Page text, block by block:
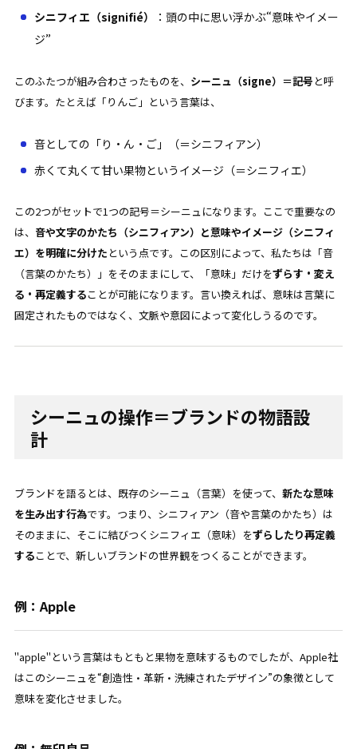
シニフィエ（signifié）
：頭の中に思い浮かぶ“意味やイメー
ジ”
このふたつが組み合わさったものを、 シーニュ（signe）＝記号 と呼
びます。たとえば「りんご」という言葉は、
音としての「り・ん・ご」（＝シニフィアン）
赤くて丸くて甘い果物というイメージ（＝シニフィエ）
この2つがセットで1つの記号＝シーニュになります。 ここで重要なの
は、 音や文字のかたち（シニフィアン）と意味やイメージ（シニフィ
エ）を明確に分けた という点です。この区別によって、私たちは「音
（言葉のかたち）」をそのままにして、「意味」だけをずらす・変え
る・再定義することが可能になります。言い換えれば、意味は言葉に
固定されたものではなく、文脈や意図によって変化しうるのです。
シーニュの操作＝ブランドの物語設
計
ブランドを語るとは、既存のシーニュ（言葉）を使って、 新たな意味
を生み出す行為です。つまり、シニフィアン（音や言葉のかたち）は
そのままに、そこに結びつくシニフィエ（意味）をずらしたり再定義
することで、新しいブランドの世界観をつくることができます。
例：Apple
"apple"という言葉はもともと果物を意味するものでしたが、Apple社
はこのシーニュを“創造性・革新・洗練されたデザイン”の象徴として
意味を変化させました。